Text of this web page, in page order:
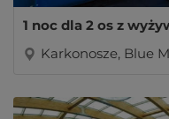
1 noc dla 2 os z
Karkonosze, Blue